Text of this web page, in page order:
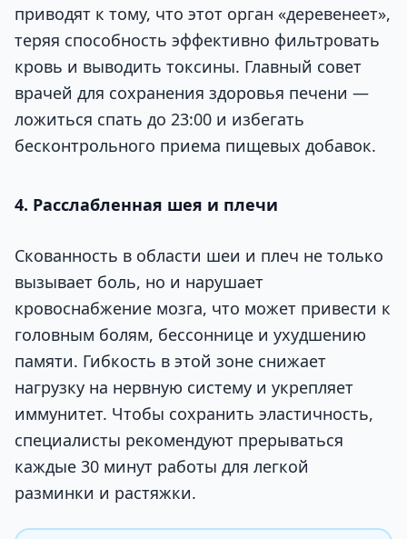
приводят к тому, что этот орган «деревенеет»,
теряя способность эффективно фильтровать
кровь и выводить токсины. Главный совет
врачей для сохранения здоровья печени —
ложиться спать до 23:00 и избегать
бесконтрольного приема пищевых добавок.
4. Расслабленная шея и плечи
Скованность в области шеи и плеч не только
вызывает боль, но и нарушает
кровоснабжение мозга, что может привести к
головным болям, бессоннице и ухудшению
памяти. Гибкость в этой зоне снижает
нагрузку на нервную систему и укрепляет
иммунитет. Чтобы сохранить эластичность,
специалисты рекомендуют прерываться
каждые 30 минут работы для легкой
разминки и растяжки.